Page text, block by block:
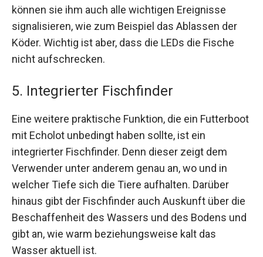
können sie ihm auch alle wichtigen Ereignisse
signalisieren, wie zum Beispiel das Ablassen der
Köder. Wichtig ist aber, dass die LEDs die Fische
nicht aufschrecken.
5. Integrierter Fischfinder
Eine weitere praktische Funktion, die ein Futterboot
mit Echolot unbedingt haben sollte, ist ein
integrierter Fischfinder. Denn dieser zeigt dem
Verwender unter anderem genau an, wo und in
welcher Tiefe sich die Tiere aufhalten. Darüber
hinaus gibt der Fischfinder auch Auskunft über die
Beschaffenheit des Wassers und des Bodens und
gibt an, wie warm beziehungsweise kalt das
Wasser aktuell ist.